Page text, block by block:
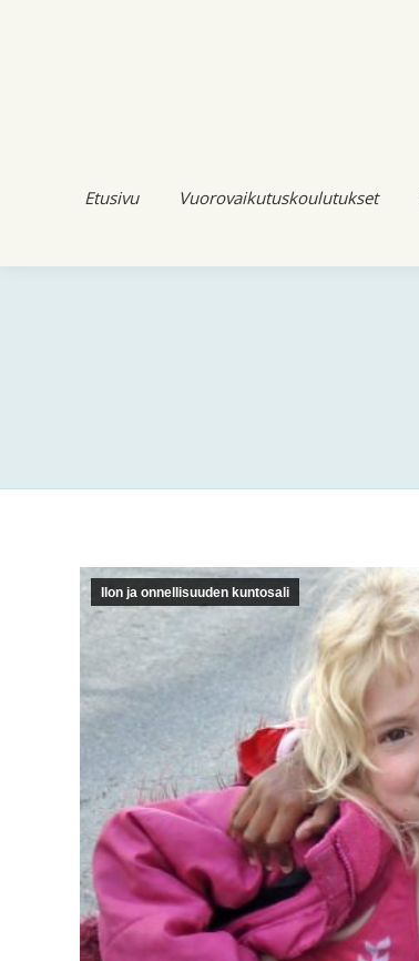
Etusivu Vuorovaikutuskoulutukset
Ilon ja onnellisuuden kuntosali